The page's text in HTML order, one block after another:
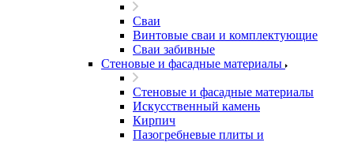
Сваи
Винтовые сваи и комплектующие
Сваи забивные
Стеновые и фасадные материалы
Стеновые и фасадные материалы
Искусственный камень
Кирпич
Пазогребневые плиты и